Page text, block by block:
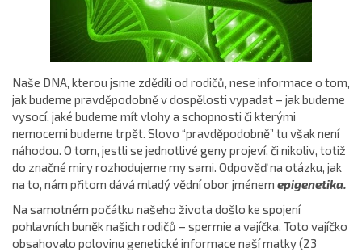
Naše DNA, kterou jsme zdědili od rodičů, nese informace o tom,
jak budeme pravděpodobně v dospělosti vypadat – jak budeme
vysocí, jaké budeme mít vlohy a schopnosti či kterými
nemocemi budeme trpět. Slovo “pravděpodobně” tu však není
náhodou. O tom, jestli se jednotlivé geny projeví, či nikoliv, totiž
do značné miry rozhodujeme my sami. Odpověď na otázku, jak
na to, nám přitom dává mladý vědní obor jménem epigenetika.
Na samotném počátku našeho života došlo ke spojení
pohlavních buněk našich rodičů – spermie a vajíčka. Toto vajíčko
obsahovalo polovinu genetické informace naší matky (23